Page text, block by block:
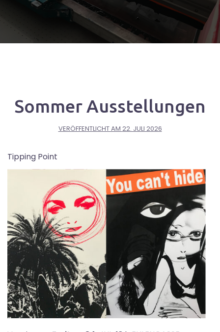
Sommer Ausstellungen
VERÖFFENTLICHT AM 22. JULI 2026
Tipping Point